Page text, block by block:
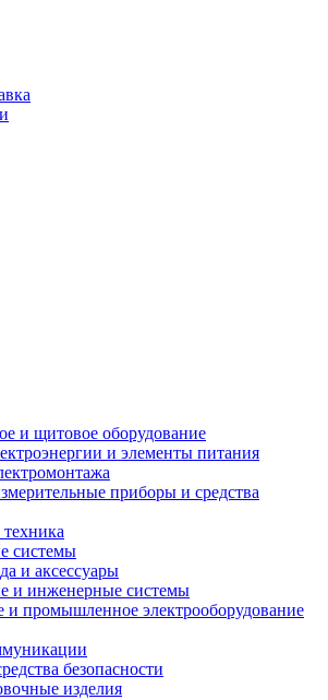
и щитовое оборудование
и элементы питания
приборы и средства
системы
и аксессуары
и инженерные системы
и промышленное электрооборудование
безопасности
изделия